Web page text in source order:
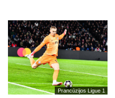
Prancūzijos Ligue 1